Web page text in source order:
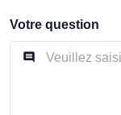
Votre question